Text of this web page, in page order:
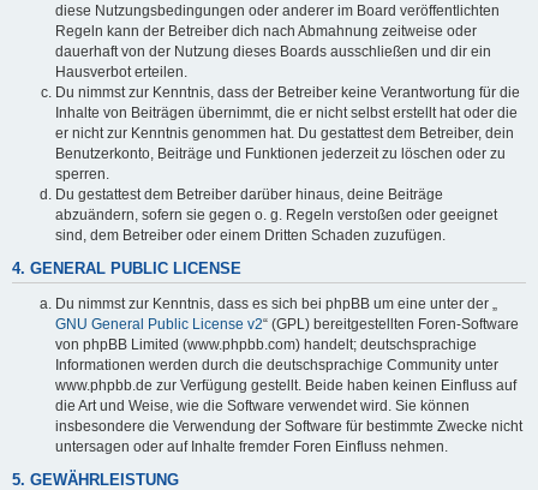
diese Nutzungsbedingungen oder anderer im Board veröffentlichten
Regeln kann der Betreiber dich nach Abmahnung zeitweise oder
dauerhaft von der Nutzung dieses Boards ausschließen und dir ein
Hausverbot erteilen.
Du nimmst zur Kenntnis, dass der Betreiber keine Verantwortung für die
Inhalte von Beiträgen übernimmt, die er nicht selbst erstellt hat oder die
er nicht zur Kenntnis genommen hat. Du gestattest dem Betreiber, dein
Benutzerkonto, Beiträge und Funktionen jederzeit zu löschen oder zu
sperren.
Du gestattest dem Betreiber darüber hinaus, deine Beiträge
abzuändern, sofern sie gegen o. g. Regeln verstoßen oder geeignet
sind, dem Betreiber oder einem Dritten Schaden zuzufügen.
4. GENERAL PUBLIC LICENSE
Du nimmst zur Kenntnis, dass es sich bei phpBB um eine unter der „
GNU General Public License v2“ (GPL) bereitgestellten Foren-Software
von phpBB Limited (www.phpbb.com) handelt; deutschsprachige
Informationen werden durch die deutschsprachige Community unter
www.phpbb.de zur Verfügung gestellt. Beide haben keinen Einfluss auf
die Art und Weise, wie die Software verwendet wird. Sie können
insbesondere die Verwendung der Software für bestimmte Zwecke nicht
untersagen oder auf Inhalte fremder Foren Einfluss nehmen.
5. GEWÄHRLEISTUNG